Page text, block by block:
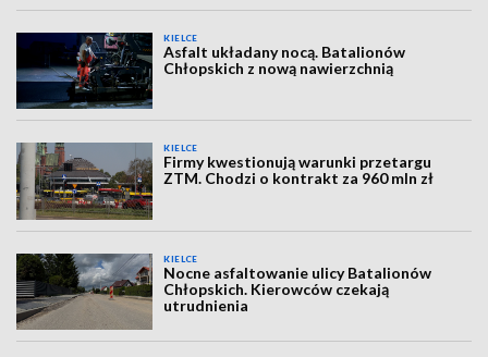
KIELCE
Asfalt układany nocą. Batalionów
Chłopskich z nową nawierzchnią
KIELCE
Firmy kwestionują warunki przetargu
ZTM. Chodzi o kontrakt za 960 mln zł
KIELCE
Nocne asfaltowanie ulicy Batalionów
Chłopskich. Kierowców czekają
utrudnienia